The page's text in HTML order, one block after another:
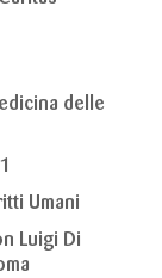
delle
Umani
Luigi Di